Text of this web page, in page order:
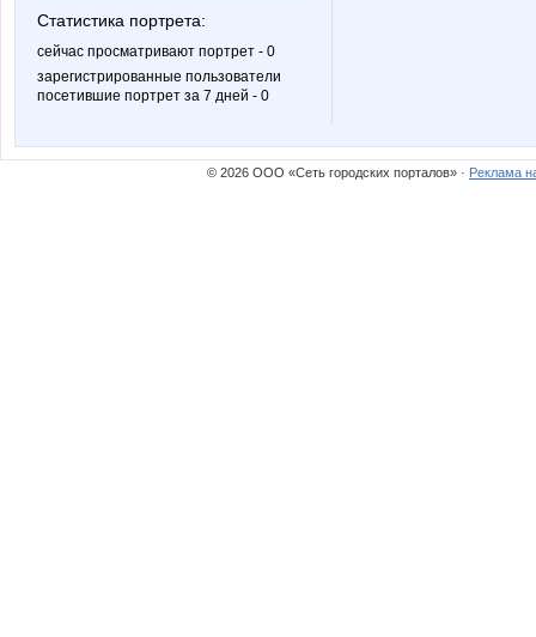
Статистика портрета:
сейчас просматривают портрет - 0
зарегистрированные пользователи
посетившие портрет за 7 дней - 0
© 2026 ООО «Сеть городских порталов» · Реклама